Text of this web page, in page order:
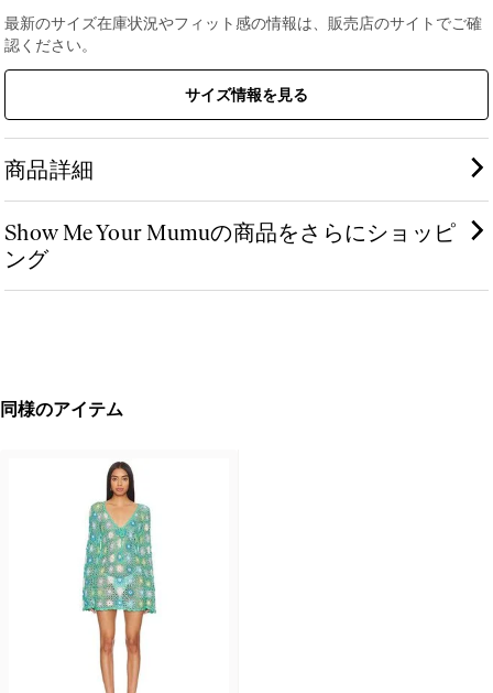
最新のサイズ在庫状況やフィット感の情報は、販売店のサイトでご確
認ください。
サイズ情報を見る
商品詳細
Show Me Your Mumuの商品をさらにショッピ
ング
同様のアイテム